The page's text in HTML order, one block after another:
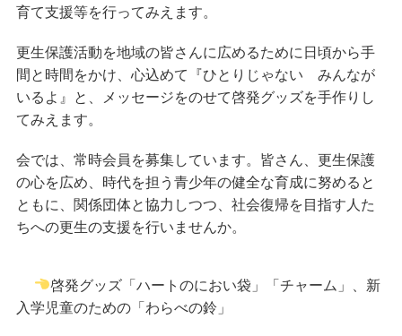
育て支援等を行ってみえます。
更生保護活動を地域の皆さんに広めるために日頃から手
間と時間をかけ、心込めて『ひとりじゃない みんなが
いるよ』と、メッセージをのせて啓発グッズを手作りし
てみえます。
会では、常時会員を募集しています。皆さん、更生保護
の心を広め、時代を担う青少年の健全な育成に努めると
ともに、関係団体と協力しつつ、社会復帰を目指す人た
ちへの更生の支援を行いませんか。
啓発グッズ「ハートのにおい袋」「チャーム」、新
入学児童のための「わらべの鈴」